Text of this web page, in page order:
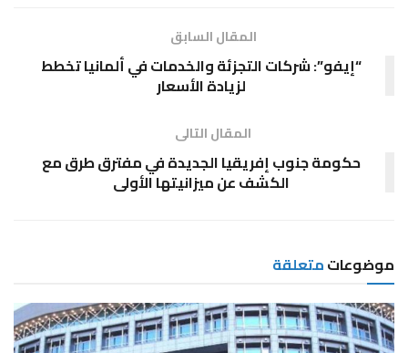
المقال السابق
“إيفو”: شركات التجزئة والخدمات في ألمانيا تخطط
لزيادة الأسعار
المقال التالى
حكومة جنوب إفريقيا الجديدة في مفترق طرق مع
الكشف عن ميزانيتها الأولى
موضوعاتمتعلقة